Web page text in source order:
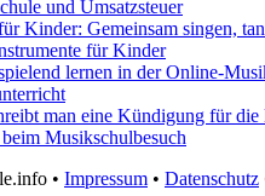
und Umsatzsteuer
Kinder: Gemeinsam singen,
für Kinder
lernen in der Online-
man eine Kündigung für die
beim Musikschulbesuch
• Impressum • Datenschutz